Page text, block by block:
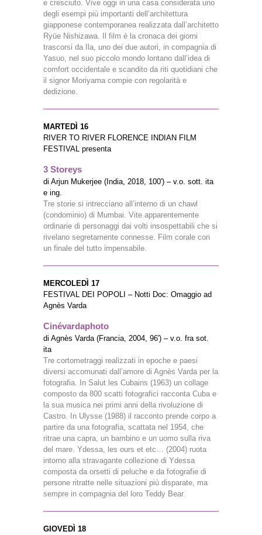
e cresciuto. Vive oggi in una casa considerata uno
degli esempi più importanti dell’architettura
giapponese contemporanea realizzata dall’architetto
Ryūe Nishizawa. Il film è la cronaca dei giorni
trascorsi da Ila, uno dei due autori, in compagnia di
Yasuo, nel suo piccolo mondo lontano dall’idea di
comfort occidentale e scandito da riti quotidiani che
il signor Moriyama compie con regolarità e
dedizione.
MARTEDÌ 16
RIVER TO RIVER FLORENCE INDIAN FILM
FESTIVAL presenta
3 Storeys
di Arjun Mukerjee (India, 2018, 100′) – v.o. sott. ita
e ing.
Tre storie si intrecciano all’interno di un chawl
(condominio) di Mumbai. Vite apparentemente
ordinarie di personaggi dai volti insospettabili che si
rivelano segretamente connesse. Film corale con
un finale del tutto impensabile.
MERCOLEDÌ 17
FESTIVAL DEI POPOLI – Notti Doc: Omaggio ad
Agnès Varda
Cinévardaphoto
di Agnès Varda (Francia, 2004, 96′) – v.o. fra sot.
ita
Tre cortometraggi realizzati in epoche e paesi
diversi accomunati dall’amore di Agnès Varda per la
fotografia. In Salut les Cubains (1963) un collage
composto da 800 scatti fotografici racconta Cuba e
la sua musica nei primi anni della rivoluzione di
Castro. In Ulysse (1988) il racconto prende corpo a
partire da una fotografia, scattata nel 1954, che
ritrae una capra, un bambino e un uomo sulla riva
del mare. Ydessa, les ours et etc… (2004) ruota
intorno alla stravagante collezione di Ydessa
composta da orsetti di peluche e da fotografie di
persone ritratte nelle situazioni più disparate, ma
sempre in compagnia del loro Teddy Bear.
GIOVEDÌ 18